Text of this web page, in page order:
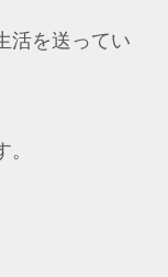
活を送ってい